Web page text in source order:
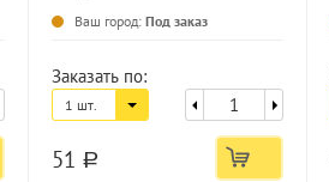
Ваш город: Под заказ
Заказать по:
1 шт.
51 a